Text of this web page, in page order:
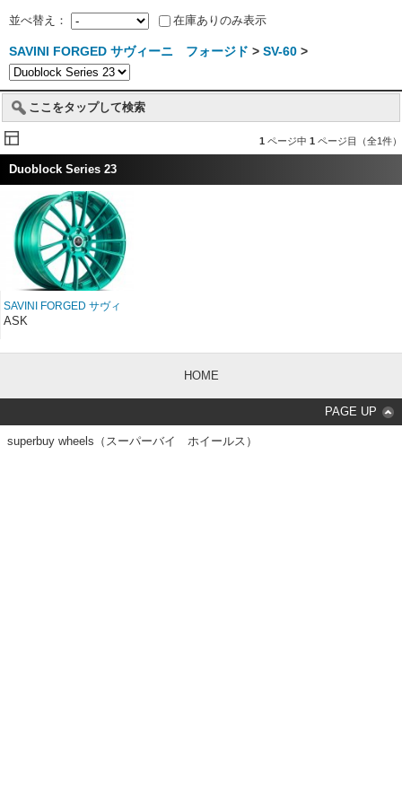
並べ替え： 在庫ありのみ表示
SAVINI FORGED サヴィーニ フォージド > SV-60 >
ここをタップして検索
1 ページ中 1 ページ目（全1件）
Duoblock Series 23
SAVINI FORGED サヴィ
ーニ フォージド
ASK
HOME
PAGE UP
superbuy wheels（スーパーバイ ホイールス）